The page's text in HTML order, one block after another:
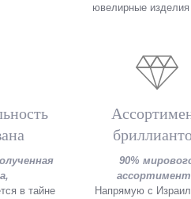
ювелирные изделия
в тайне
90%
Напрямую с